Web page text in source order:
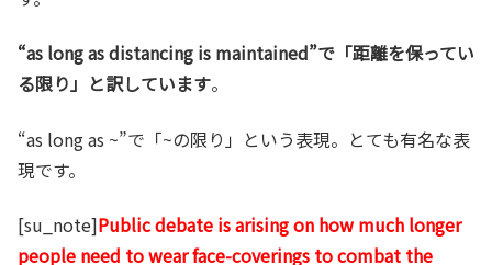
“as long as distancing is maintained”で「距離を保ってい
る限り」と訳しています。
“as long as ~”で「~の限り」という表現。とても有名な表
現です。
[su_note]Public debate is arising on how much longer
people need to wear face-coverings to combat the